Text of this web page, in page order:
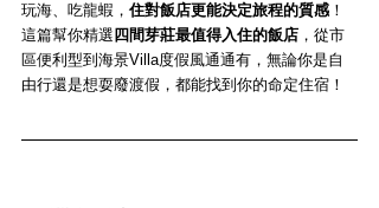
玩海、吃龍蝦， 住對飯店更能決定旅程的質感 ！
這篇幫你精選 四間芽莊最值得入住的飯店 ，從市
區便利型到海景Villa度假風通通有，無論你是自
由行還是想耍廢渡假，都能找到你的命定住宿！